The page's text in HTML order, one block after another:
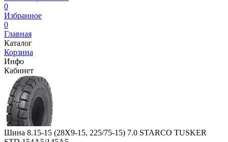
0
Избранное
0
Главная
Каталог
Корзина
Инфо
Кабинет
Шина 8.15-15 (28X9-15, 225/75-15) 7.0 STARCO TUSKER